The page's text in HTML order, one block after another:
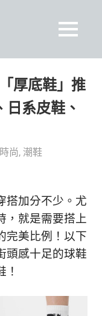
MENU
厚底鞋」推
系皮鞋、
尚, 潮鞋
搭加分不少。尤
，就是需要搭上
完美比例！以下
頭感十足的球鞋